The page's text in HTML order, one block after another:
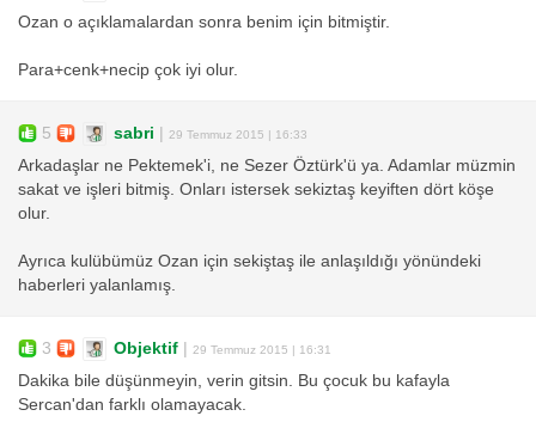
Ozan o açıklamalardan sonra benim için bitmiştir.
Para+cenk+necip çok iyi olur.
5 sabri 29 Temmuz 2015 | 16:33
Arkadaşlar ne Pektemek'i, ne Sezer Öztürk'ü ya. Adamlar müzmin
sakat ve işleri bitmiş. Onları istersek sekiztaş keyiften dört köşe
olur.
Ayrıca kulübümüz Ozan için sekiştaş ile anlaşıldığı yönündeki
haberleri yalanlamış.
3 Objektif 29 Temmuz 2015 | 16:31
Dakika bile düşünmeyin, verin gitsin. Bu çocuk bu kafayla
Sercan'dan farklı olamayacak.